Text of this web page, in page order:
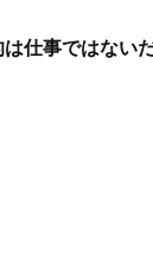
仕事ではない